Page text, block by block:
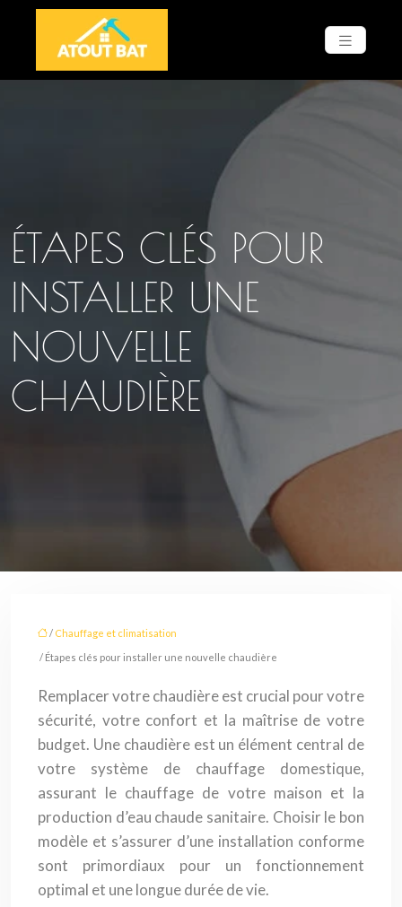
ÉTAPES CLÉS POUR
INSTALLER UNE
NOUVELLE
CHAUDIÈRE
/ Chauffage et climatisation
/ Étapes clés pour installer une nouvelle chaudière
Remplacer votre chaudière est crucial pour votre
sécurité, votre confort et la maîtrise de votre
budget. Une chaudière est un élément central de
votre système de chauffage domestique,
assurant le chauffage de votre maison et la
production d’eau chaude sanitaire. Choisir le bon
modèle et s’assurer d’une installation conforme
sont primordiaux pour un fonctionnement
optimal et une longue durée de vie.